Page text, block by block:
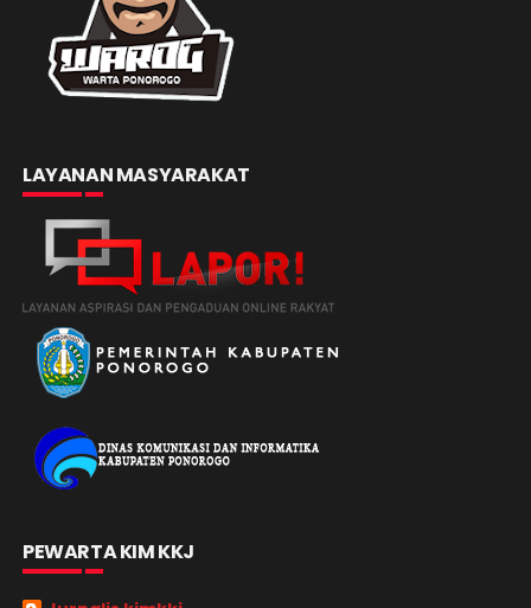
LAYANAN MASYARAKAT
PEWARTA KIM KKJ